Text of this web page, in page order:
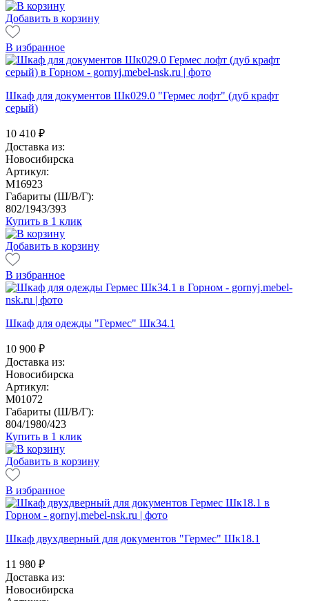
Добавить в корзину
В избранное
Шкаф для документов Шк029.0 "Гермес лофт" (дуб крафт
серый)
10 410 ₽
Доставка из:
Новосибирска
Артикул:
M16923
Габариты (Ш/В/Г):
802/1943/393
Купить в 1 клик
Добавить в корзину
В избранное
Шкаф для одежды "Гермес" Шк34.1
10 900 ₽
Доставка из:
Новосибирска
Артикул:
M01072
Габариты (Ш/В/Г):
804/1980/423
Купить в 1 клик
Добавить в корзину
В избранное
Шкаф двухдверный для документов "Гермес" Шк18.1
11 980 ₽
Доставка из:
Новосибирска